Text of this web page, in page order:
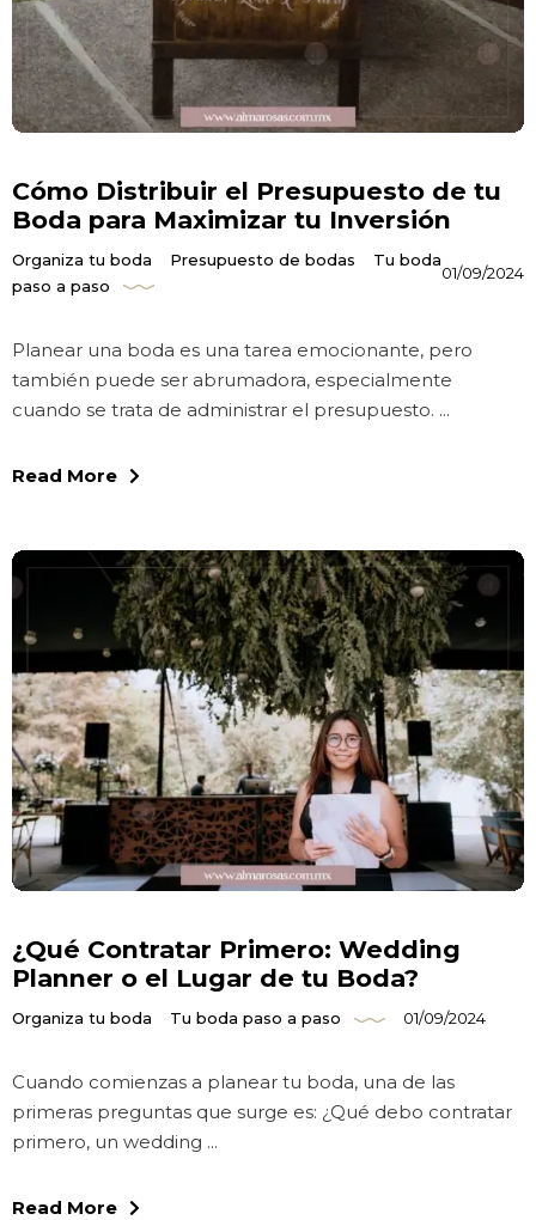
Cómo Distribuir el Presupuesto de tu
Boda para Maximizar tu Inversión
Organiza tu boda Presupuesto de bodas
Tu boda
paso a paso
01/09/2024
Planear una boda es una tarea emocionante, pero
también puede ser abrumadora, especialmente
cuando se trata de administrar el presupuesto. ...
Read More
¿Qué Contratar Primero: Wedding
Planner o el Lugar de tu Boda?
Organiza tu boda Tu boda paso a paso 01/09/2024
Cuando comienzas a planear tu boda, una de las
primeras preguntas que surge es: ¿Qué debo contratar
primero, un wedding ...
Read More